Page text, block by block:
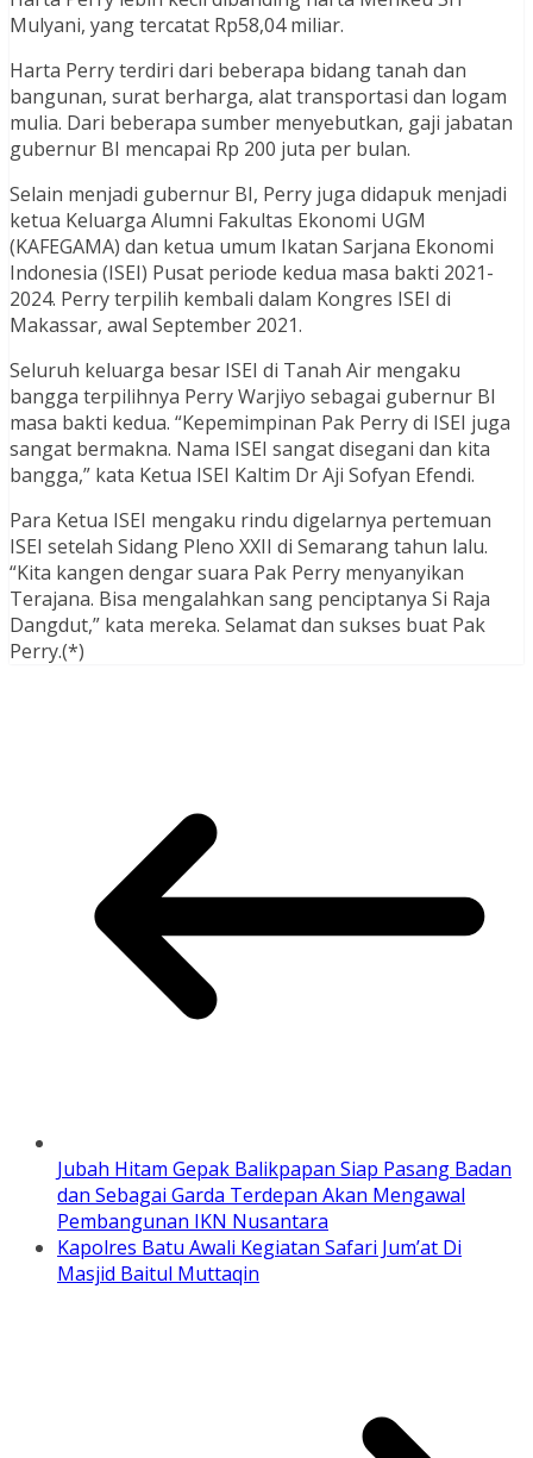
Mulyani, yang tercatat Rp58,04 miliar.
Harta Perry terdiri dari beberapa bidang tanah dan
bangunan, surat berharga, alat transportasi dan logam
mulia. Dari beberapa sumber menyebutkan, gaji jabatan
gubernur BI mencapai Rp 200 juta per bulan.
Selain menjadi gubernur BI, Perry juga didapuk menjadi
ketua Keluarga Alumni Fakultas Ekonomi UGM
(KAFEGAMA) dan ketua umum Ikatan Sarjana Ekonomi
Indonesia (ISEI) Pusat periode kedua masa bakti 2021-
2024. Perry terpilih kembali dalam Kongres ISEI di
Makassar, awal September 2021.
Seluruh keluarga besar ISEI di Tanah Air mengaku
bangga terpilihnya Perry Warjiyo sebagai gubernur BI
masa bakti kedua. “Kepemimpinan Pak Perry di ISEI juga
sangat bermakna. Nama ISEI sangat disegani dan kita
bangga,” kata Ketua ISEI Kaltim Dr Aji Sofyan Efendi.
Para Ketua ISEI mengaku rindu digelarnya pertemuan
ISEI setelah Sidang Pleno XXII di Semarang tahun lalu.
“Kita kangen dengar suara Pak Perry menyanyikan
Terajana. Bisa mengalahkan sang penciptanya Si Raja
Dangdut,” kata mereka. Selamat dan sukses buat Pak
Perry.(*)
Jubah Hitam Gepak Balikpapan Siap Pasang Badan
dan Sebagai Garda Terdepan Akan Mengawal
Pembangunan IKN Nusantara
Kapolres Batu Awali Kegiatan Safari Jum’at Di
Masjid Baitul Muttaqin